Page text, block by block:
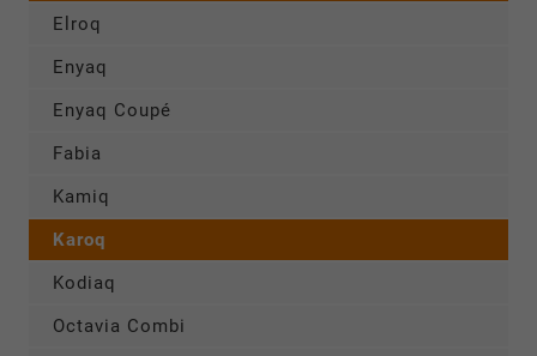
Elroq
Enyaq
Enyaq Coupé
Fabia
Kamiq
Karoq
Kodiaq
Octavia Combi